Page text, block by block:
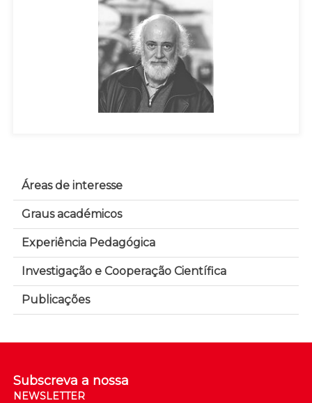
Áreas de interesse
Graus académicos
Experiência Pedagógica
Investigação e Cooperação Científica
Publicações
Subscreva a nossa
NEWSLETTER